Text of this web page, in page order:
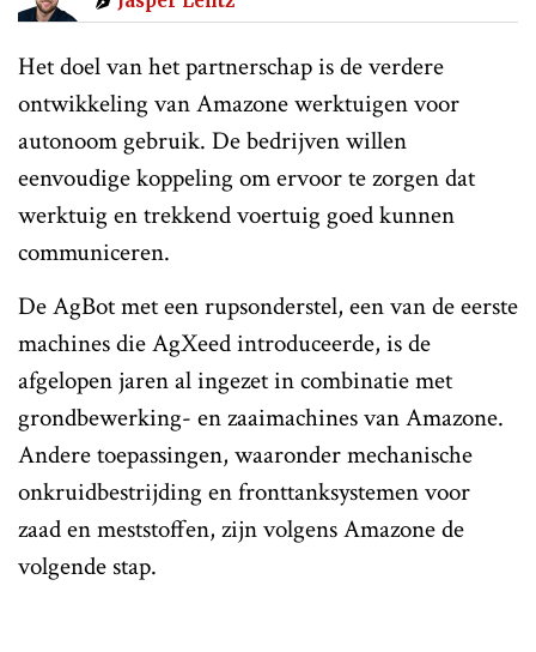
Het doel van het partnerschap is de verdere
ontwikkeling van Amazone werktuigen voor
autonoom gebruik. De bedrijven willen
eenvoudige koppeling om ervoor te zorgen dat
werktuig en trekkend voertuig goed kunnen
communiceren.
De AgBot met een rupsonderstel, een van de eerste
machines die AgXeed introduceerde, is de
afgelopen jaren al ingezet in combinatie met
grondbewerking- en zaaimachines van Amazone.
Andere toepassingen, waaronder mechanische
onkruidbestrijding en fronttanksystemen voor
zaad en meststoffen, zijn volgens Amazone de
volgende stap.